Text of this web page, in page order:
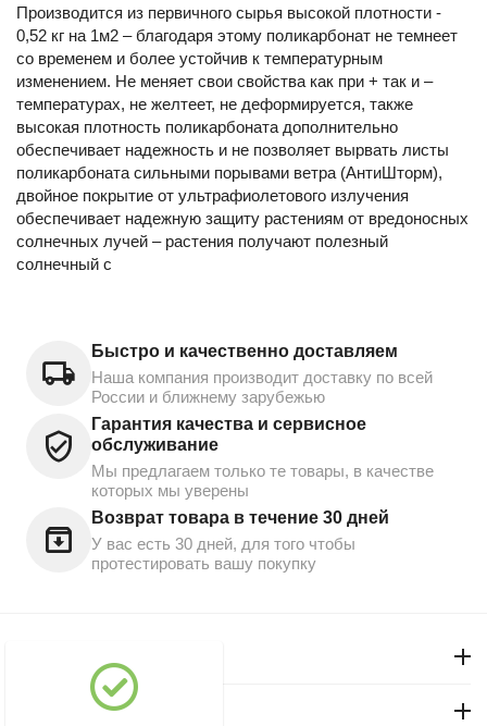
Производится из первичного сырья высокой плотности -
0,52 кг на 1м2 – благодаря этому поликарбонат не темнеет
со временем и более устойчив к температурным
изменением. Не меняет свои свойства как при + так и –
температурах, не желтеет, не деформируется, также
высокая плотность поликарбоната дополнительно
обеспечивает надежность и не позволяет вырвать листы
поликарбоната сильными порывами ветра (АнтиШторм),
двойное покрытие от ультрафиолетового излучения
обеспечивает надежную защиту растениям от вредоносных
солнечных лучей – растения получают полезный
солнечный с
Быстро и качественно доставляем
Наша компания производит доставку по всей
России и ближнему зарубежью
Гарантия качества и сервисное
обслуживание
Мы предлагаем только те товары, в качестве
которых мы уверены
Возврат товара в течение 30 дней
У вас есть 30 дней, для того чтобы
протестировать вашу покупку
Магазин "Северный"